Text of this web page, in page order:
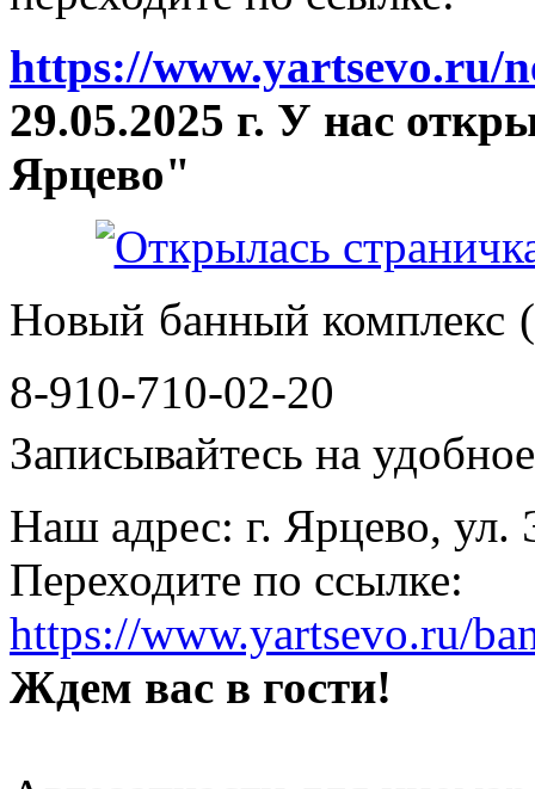
https://www.yartsevo.ru/
29.05.2025 г. У нас
Ярцево"
Новый банный комплекс
8-910-710-02-20
Записывайтесь на
Наш адрес: г. Ярцево, ул.
Переходите по ссылке:
https://www.yartsevo.ru/
Ждем вас в гости!